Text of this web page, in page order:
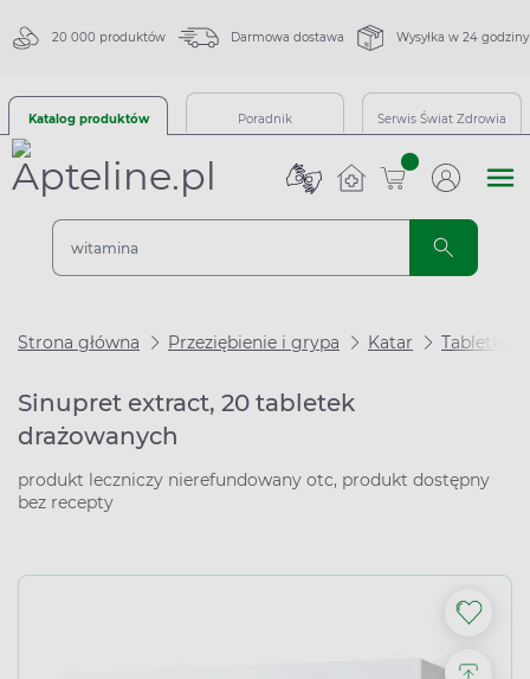
20 000 produktów Darmowa dostawa Wysyłka w 24 godziny
Katalog produktów Poradnik Serwis Świat Zdrowia
sztuk
Strona główna Przeziębienie i grypa Katar Tabletki
Sinupret extract, 20 tabletek
drażowanych
produkt leczniczy nierefundowany otc, produkt dostępny
bez recepty